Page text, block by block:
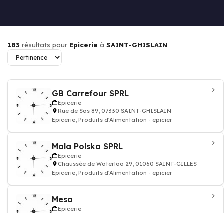
183 résultats pour Epicerie à SAINT-GHISLAIN
GB Carrefour SPRL
Epicerie
Rue de Sas 89, 07330 SAINT-GHISLAIN
Epicerie, Produits d'Alimentation - epicier
Mala Polska SPRL
Epicerie
Chaussée de Waterloo 29, 01060 SAINT-GILLES
Epicerie, Produits d'Alimentation - epicier
Mesa
Epicerie